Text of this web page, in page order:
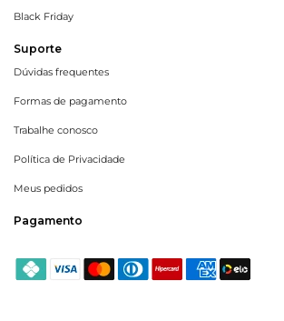
Black Friday
Suporte
Dúvidas frequentes
Formas de pagamento
Trabalhe conosco
Política de Privacidade
Meus pedidos
Pagamento